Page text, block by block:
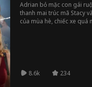
Adrian bỏ mặc con gái
thanh mai trúc mã Stacy
của mùa hè, chiếc xe quá
Claire điên cuồng đi tìm
Esther trước khi bi kịch xảy
8.6k 234